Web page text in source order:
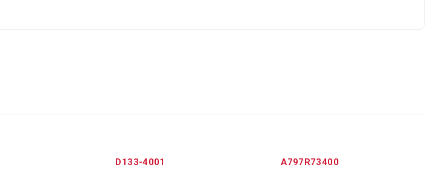
D133-4001 A797R73400